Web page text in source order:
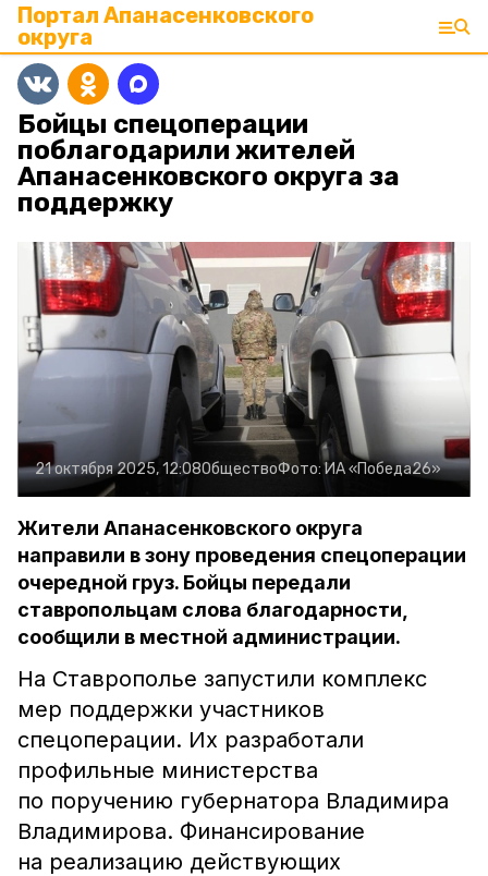
Портал Апанасенковского
округа
Бойцы спецоперации
поблагодарили жителей
Апанасенковского округа за
поддержку
21 октября 2025, 12:08ОбществоФото:ИА «Победа26»
Жители Апанасенковского округа
направили в зону проведения спецоперации
очередной груз. Бойцы передали
ставропольцам слова благодарности,
сообщили в местной администрации.
На Ставрополье запустили комплекс
мер поддержки участников
спецоперации. Их разработали
профильные министерства
по поручению губернатора Владимира
Владимирова. Финансирование
на реализацию действующих